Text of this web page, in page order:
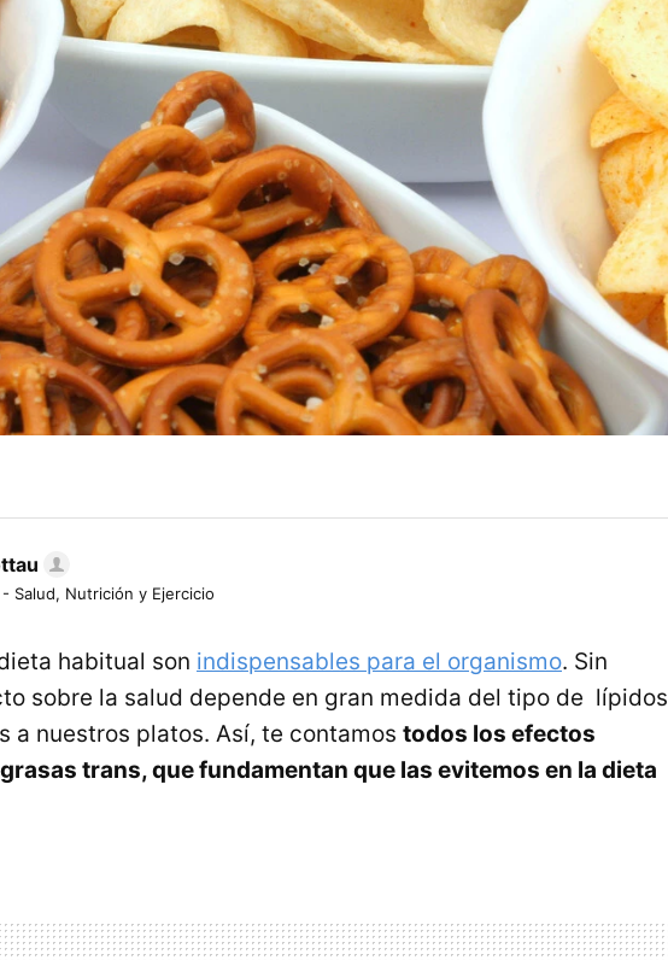
Salud, Nutrición y Ejercicio
habitual son indispensables para el organismo. Sin
sobre la salud depende en gran medida del tipo de lípidos
a nuestros platos. Así, te contamos todos los efectos
trans, que fundamentan que las evitemos en la dieta